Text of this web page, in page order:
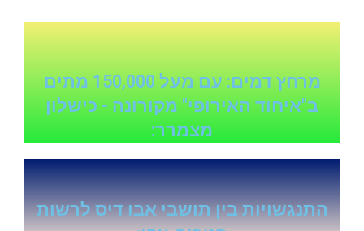
מרחץ דמים: עם מעל 150,000 מתים
ב"איחוד האירופי" מקורונה - כישלון
מצמרר:
התנגשויות בין תושבי אבו דיס לרשות